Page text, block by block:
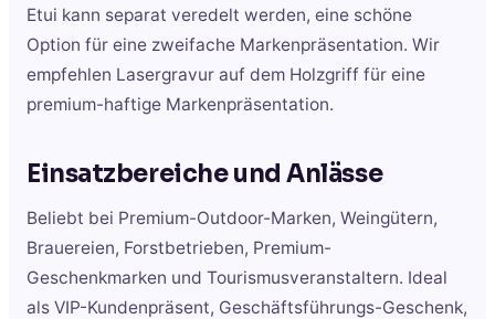
Etui kann separat veredelt werden, eine schöne
Option für eine zweifache Markenpräsentation. Wir
empfehlen Lasergravur auf dem Holzgriff für eine
premium-haftige Markenpräsentation.
Einsatzbereiche und Anlässe
Beliebt bei Premium-Outdoor-Marken, Weingütern,
Brauereien, Forstbetrieben, Premium-
Geschenkmarken und Tourismusveranstaltern. Ideal
als VIP-Kundenpräsent, Geschäftsführungs-Geschenk,